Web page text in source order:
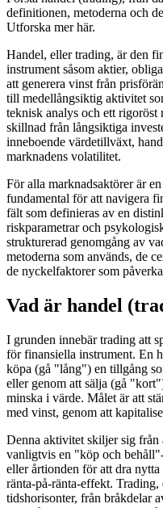
definitionen, metoderna och
Utforska mer här.
Handel, eller trading, är den
instrument såsom aktier,
att generera vinst från
till medellångsiktig aktivitet
teknisk analys och ett
skillnad från långsiktiga
inneboende värdetillväxt,
marknadens volatilitet.
För alla marknadsaktörer är
fundamental för att navigera
fält som definieras av en
riskparametrar och
strukturerad genomgång av
metoderna som används, de
de nyckelfaktorer som
Vad är handel
I grunden innebär trading att
för finansiella instrument. En
köpa (gå "lång") en tillgång
eller genom att sälja (gå
minska i värde. Målet är att
med vinst, genom att
Denna aktivitet skiljer sig från
vanligtvis en "köp och
eller årtionden för att dra
ränta-på-ränta-effekt.
tidshorisonter, från bråkdelar